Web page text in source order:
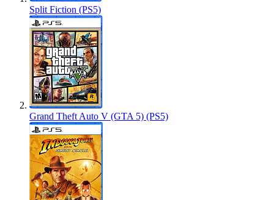
Split Fiction (PS5)
Grand Theft Auto V (GTA 5) (PS5)